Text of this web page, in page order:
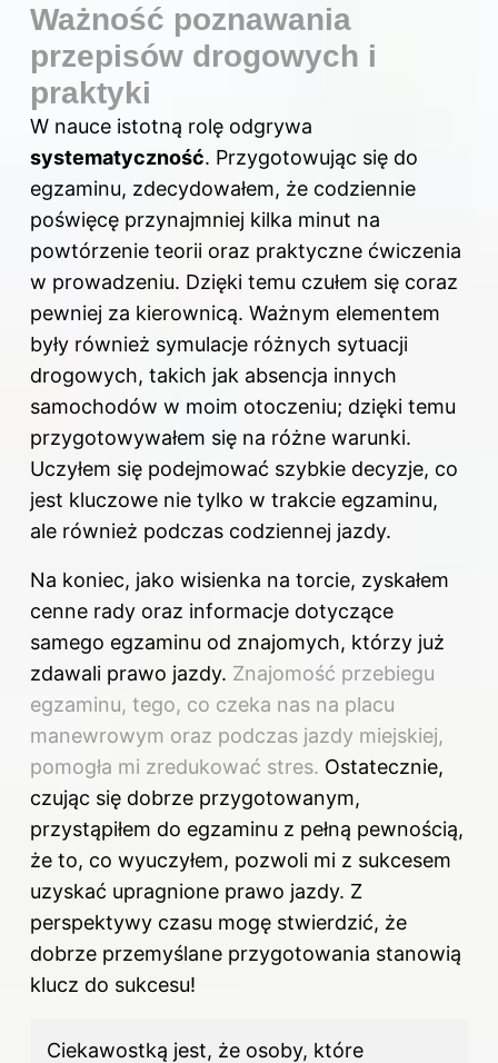
Ważność poznawania
przepisów drogowych i
praktyki
W nauce istotną rolę odgrywa
systematyczność. Przygotowując się do
egzaminu, zdecydowałem, że codziennie
poświęcę przynajmniej kilka minut na
powtórzenie teorii oraz praktyczne ćwiczenia
w prowadzeniu. Dzięki temu czułem się coraz
pewniej za kierownicą. Ważnym elementem
były również symulacje różnych sytuacji
drogowych, takich jak absencja innych
samochodów w moim otoczeniu; dzięki temu
przygotowywałem się na różne warunki.
Uczyłem się podejmować szybkie decyzje, co
jest kluczowe nie tylko w trakcie egzaminu,
ale również podczas codziennej jazdy.
Na koniec, jako wisienka na torcie, zyskałem
cenne rady oraz informacje dotyczące
samego egzaminu od znajomych, którzy już
zdawali prawo jazdy. Znajomość przebiegu
egzaminu, tego, co czeka nas na placu
manewrowym oraz podczas jazdy miejskiej,
pomogła mi zredukować stres. Ostatecznie,
czując się dobrze przygotowanym,
przystąpiłem do egzaminu z pełną pewnością,
że to, co wyuczyłem, pozwoli mi z sukcesem
uzyskać upragnione prawo jazdy. Z
perspektywy czasu mogę stwierdzić, że
dobrze przemyślane przygotowania stanowią
klucz do sukcesu!
Ciekawostką jest, że osoby, które